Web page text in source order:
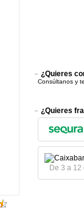
¿Quieres
Consúltanos y
¿Quieres
De 3 a 12